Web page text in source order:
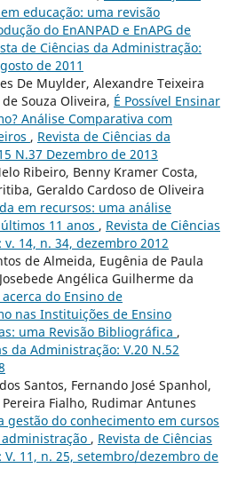
educação: uma revisão
do EnANPAD e EnAPG de
de Ciências da Administração:
de 2011
De Muylder, Alexandre Teixeira
Souza Oliveira, É Possível Ensinar
Análise Comparativa com
, Revista de Ciências da
N.37 Dezembro de 2013
Ribeiro, Benny Kramer Costa,
Geraldo Cardoso de Oliveira
em recursos: uma análise
11 anos , Revista de Ciências
14, n. 34, dezembro 2012
de Almeida, Eugênia de Paula
Angélica Guilherme da
do Ensino de
nas Instituições de Ensino
uma Revisão Bibliográfica ,
da Administração: V.20 N.52
Santos, Fernando José Spanhol,
Fialho, Rudimar Antunes
gestão do conhecimento em cursos
, Revista de Ciências
11, n. 25, setembro/dezembro de